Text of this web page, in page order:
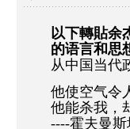
以下轉貼余
的语言和思
从中国当代
他使空气令
他能杀我，
----霍夫曼斯